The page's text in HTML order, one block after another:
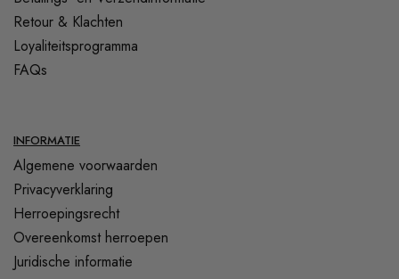
Retour & Klachten
Loyaliteitsprogramma
FAQs
INFORMATIE
Algemene voorwaarden
Privacyverklaring
Herroepingsrecht
Overeenkomst herroepen
Juridische informatie